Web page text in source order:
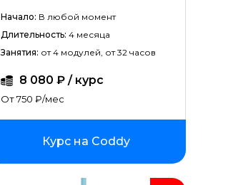
Начало: В любой момент
Длительность: 4 месяца
Занятия: от 4 модулей, от 32 часов
8 080 ₽ / курс
От 750 ₽/мес
Курс на Coddy